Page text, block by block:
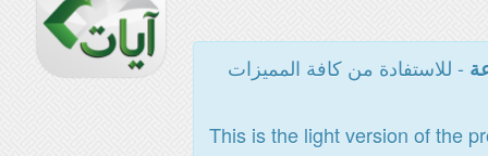
- للاستفادة من كافة المميزات
This is the light version of the